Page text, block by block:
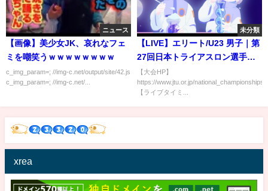
ニュース
【画像】美少女JK、哀れなフェ
ミを嘲笑うｗｗｗｗｗｗｗｗ
c_img_param=; //img-c.net/output/site/42.js
c_img_param=; //img-c.net/...
未分類
【LIVE】エリート/U23 男子｜第
27回日本トライアスロン選手権
（2021/宮崎）27th Annual
JAPAN TRIATHLON National
Championships
【大会HP】
https://www.jtu.or.jp/national_championships/
【ライブタイミ...
xrea